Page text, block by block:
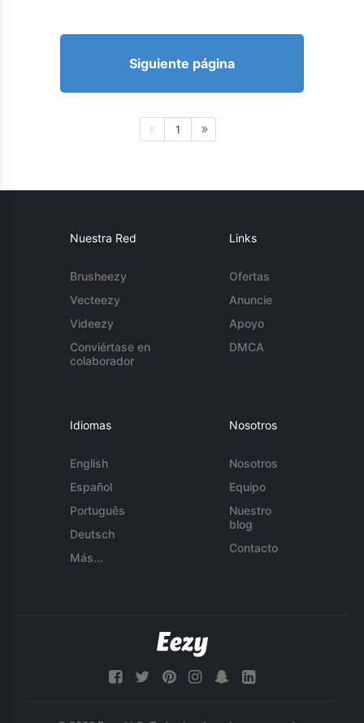
Siguiente página
1
Nuestra Red
Brusheezy
Vecteezy
Videezy
Conviértase en
colaborador
Links
Ofertas
Anuncie
Apoyo
DMCA
Idiomas
English
Español
Português
Deutsch
Más...
Nosotros
Nosotros
Equipo
Nuestro
blog
Contacto